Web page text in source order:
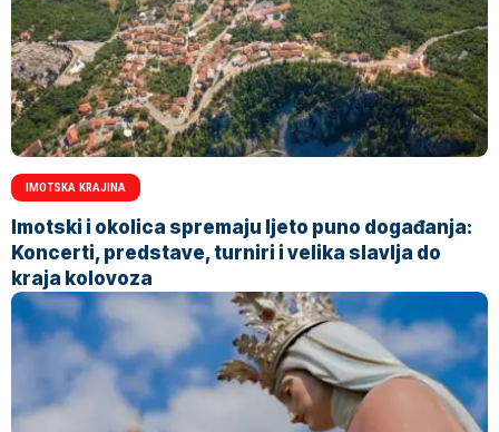
IMOTSKA KRAJINA
Imotski i okolica spremaju ljeto puno događanja:
Koncerti, predstave, turniri i velika slavlja do
kraja kolovoza